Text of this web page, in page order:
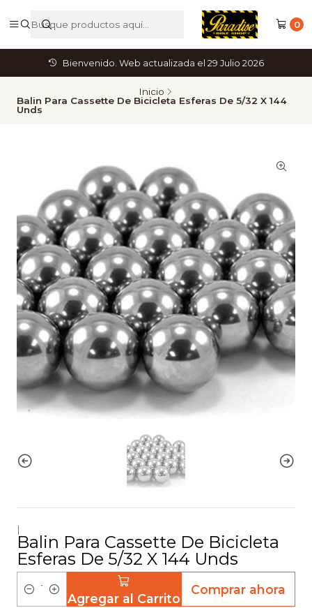
0
Bienvenido. Web actualizada el 29 Julio 2026
Inicio
Balin Para Cassette De Bicicleta Esferas De 5/32 X 144
Unds
|
Balin Para Cassette De Bicicleta
Esferas De 5/32 X 144 Unds
Agregar al Carrito
Comprar ahora